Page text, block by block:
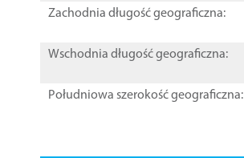
Zachodnia długość geograficzna:
Wschodnia długość geograficzna:
Południowa szerokość geograficzna: